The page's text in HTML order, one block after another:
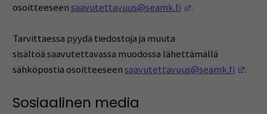
osoitteeseensaavutettavuus@seamk.fi (Avautuu uuteen
.
Tarvittaessa pyydä tiedostoja ja muuta
sisältöä saavutettavassa muodossa lähettämällä
sähköpostia osoitteeseensaavutettavuus@seamk.fi .
Sosiaalinen media